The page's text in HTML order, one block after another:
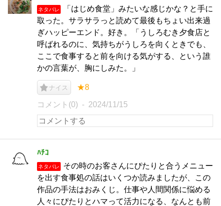
ネタバレ
「はじめ食堂」みたいな感じかな？と手に
取った。サラサラっと読めて最後もちょい出来過
ぎハッピーエンド。好き。「うしろむき夕食店と
呼ばれるのに、気持ちがうしろを向くときでも、
ここで食事すると前を向ける気がする、という誰
かの言葉が、胸にしみた。」
ナイス ★8
コメント(0) 2024/11/15
ﾊﾁｺ
ネタバレ
その時のお客さんにぴたりと合うメニュー
を出す食事処の話はいくつか読みましたが、この
作品の手法はおみくじ。仕事や人間関係に悩める
人々にぴたりとハマって活力になる、なんとも前